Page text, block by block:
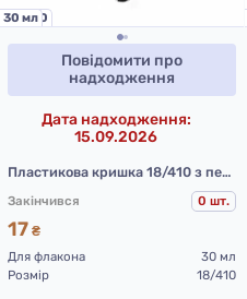
18/410
30 мл
Повідомити про
надходження
Дата надходження:
15.09.2026
Пластикова кришка 18/410 з пензликом 71 мм (чорна)
Закінчився 0 шт.
17 ₴
Для флакона
30 мл
Розмір
18/410